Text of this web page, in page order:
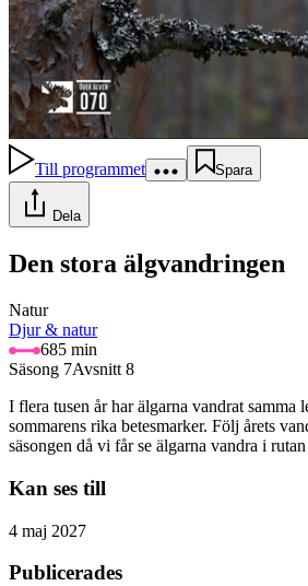
Till programmet Spara
Dela
Den stora älgvandringen
Natur
Djur & natur
685 min
Säsong 7Avsnitt 8
I flera tusen år har älgarna vandrat samma
sommarens rika betesmarker. Följ årets
säsongen då vi får se älgarna vandra i
Kan ses till
4 maj 2027
Publicerades